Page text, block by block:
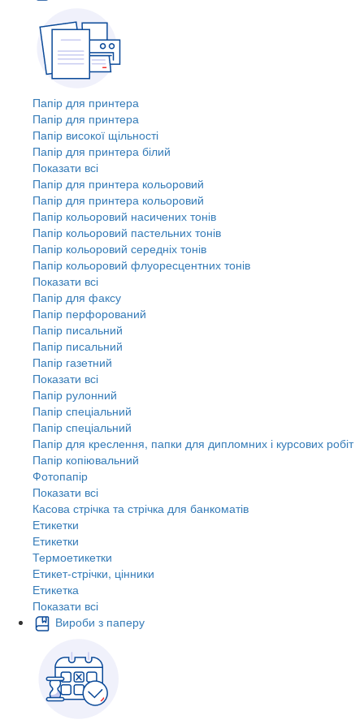
Папір для принтера
Папір для принтера
Папір високої щільності
Папір для принтера білий
Показати всі
Папір для принтера кольоровий
Папір для принтера кольоровий
Папір кольоровий насичених тонів
Папір кольоровий пастельних тонів
Папір кольоровий середніх тонів
Папір кольоровий флуоресцентних тонів
Показати всі
Папір для факсу
Папір перфорований
Папір писальний
Папір писальний
Папір газетний
Показати всі
Папір рулонний
Папір спеціальний
Папір спеціальний
Папір для креслення, папки для дипломних і курсових робіт
Папір копіювальний
Фотопапір
Показати всі
Касова стрічка та стрічка для банкоматів
Етикетки
Етикетки
Термоетикетки
Етикет-стрічки, цінники
Етикетка
Показати всі
Вироби з паперу